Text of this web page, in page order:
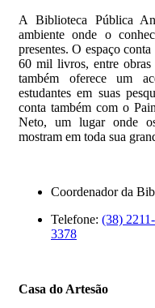
A Biblioteca Pública
ambiente onde o
presentes. O espaço
60 mil livros, entre obras
também oferece um
estudantes em suas
conta também com o
Neto, um lugar onde
mostram em toda sua
Coordenador da
Telefone: (38)
3378
Casa do Artesão